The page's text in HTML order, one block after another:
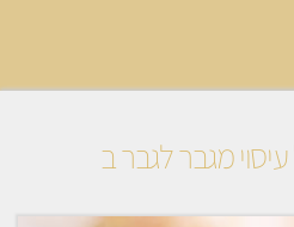
מגבר לגבר ב